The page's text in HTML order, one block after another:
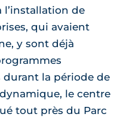
de
qui avaient
y sont déjà
la période de
le centre
tout près du Parc